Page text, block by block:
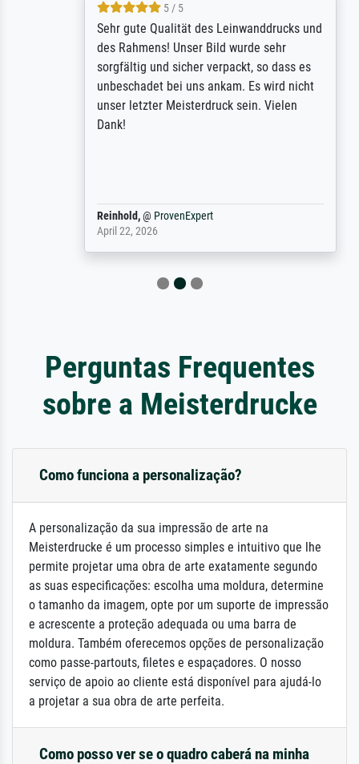
5 / 5
Sehr gute Qualität des Leinwanddrucks und
des Rahmens! Unser Bild wurde sehr
sorgfältig und sicher verpackt, so dass es
unbeschadet bei uns ankam. Es wird nicht
unser letzter Meisterdruck sein. Vielen
Reinhold,@ProvenExpert
April 22, 2026
Perguntas Frequentes
sobre a Meisterdrucke
Como funciona a personalização?
A personalização da sua impressão de arte na
Meisterdrucke é um processo simples e intuitivo que lhe
permite projetar uma obra de arte exatamente segundo
as suas especificações: escolha uma moldura, determine
o tamanho da imagem, opte por um suporte de impressão
e acrescente a proteção adequada ou uma barra de
moldura. Também oferecemos opções de personalização
como passe-partouts, filetes e espaçadores. O nosso
serviço de apoio ao cliente está disponível para ajudá-lo
a projetar a sua obra de arte perfeita.
Como posso ver se o quadro caberá na minha